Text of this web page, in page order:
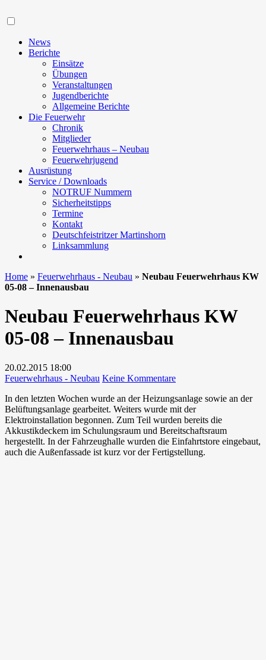
News
Berichte
Einsätze
Übungen
Veranstaltungen
Jugendberichte
Allgemeine Berichte
Die Feuerwehr
Chronik
Mitglieder
Feuerwehrhaus – Neubau
Feuerwehrjugend
Ausrüstung
Service / Downloads
NOTRUF Nummern
Sicherheitstipps
Termine
Kontakt
Deutschfeistritzer Martinshorn
Linksammlung
Home » Feuerwehrhaus - Neubau » Neubau Feuerwehrhaus KW
05-08 – Innenausbau
Neubau Feuerwehrhaus KW
05-08 – Innenausbau
20.02.2015 18:00
Feuerwehrhaus - Neubau Keine Kommentarezu
Feuerwehrhaus
KW
05-
08
–
Innenausbau
In den letzten Wochen wurde an der Heizungsanlage sowie an der
Belüftungsanlage gearbeitet. Weiters wurde mit der
Elektroinstallation begonnen. Zum Teil wurden bereits die
Akkustikdeckem im Schulungsraum und Bereitschaftsraum
hergestellt. In der Fahrzeughalle wurden die Einfahrtstore eingebaut,
auch die Außenfassade ist kurz vor der Fertigstellung.